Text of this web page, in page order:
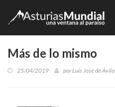
Más de lo mismo
25/04/2019 porLuis José de Ávila